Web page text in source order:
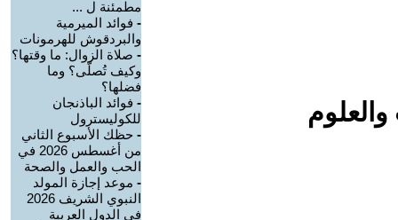
مطمئنة ل ...
- فوائد الميرمية
والبردقوش للهرمونات
- صلاة الزوال: ما وقتها؟
وكيف تُصلّى؟ وما
فضلها؟
- فوائد الباذنجان
للكوليسترول
- حظك الأسبوع الثاني
من أغسطس 2026 في
الحب والعمل والصحة
- موعد إجازة المولد
النبوي الشريف 2026
في الدول العربية